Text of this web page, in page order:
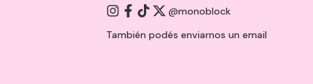
@monoblock
También podés enviarnos un email